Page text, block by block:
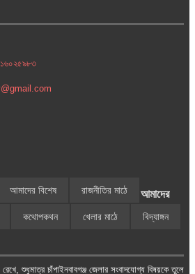
আমাদের বিশেষ রাজনীতির মাঠে
কথোপকথন খেলার মাঠে বিদ্যাঙ্গন
আমাদের
রেখে, শুধুমাত্র চাঁপাইনবাবগঞ্জ জেলার সংবাদযোগ্য বিষয়কে তুলে